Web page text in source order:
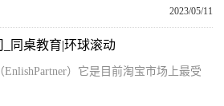
2023/05/11
同桌教育|环球滚动
）它是目前淘宝市场上最受